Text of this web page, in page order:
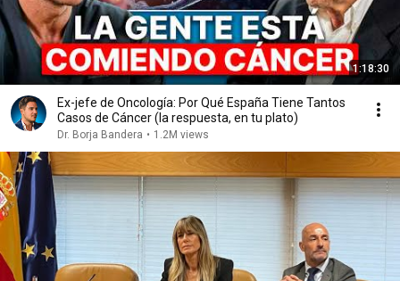
1:18:30
Ex-jefe de Oncología: Por Qué España Tiene Tantos
Casos de Cáncer (la respuesta, en tu plato)
Dr. Borja Bandera • 1.2M views